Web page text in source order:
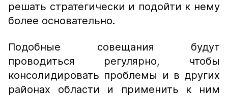
решать стратегически и подойти к нему
более основательно.
Подобные совещания будут
проводиться регулярно, чтобы
консолидировать проблемы и в других
районах области и применить к ним